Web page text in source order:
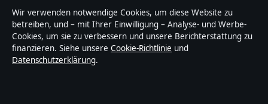
Nachrichtenanbieter mit Fokus auf Politik, Wirtschaft,
Technik und Gesellschaft in Deutschland. Jeder Artikel
trägt eine Byline, wird von einem Redakteur geprüft
und vor der Veröffentlichung faktengecheckt.
Wir verwenden notwendige Cookies, um diese Website zu
betreiben, und – mit Ihrer Einwilligung – Analyse- und Werbe-
Cookies, um sie zu verbessern und unsere Berichterstattung zu
finanzieren. Siehe unsere Cookie-Richtlinie und
Datenschutzerklärung.